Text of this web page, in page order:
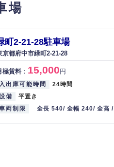
合は開示いたしません）。
場
町2-21-28駐車場
京都府中市緑町2-21-28
極賃料： 15,000円
入出庫可能時間
24時間
備
平置き
両制限
全長 540/ 全幅 240/ 全高 /